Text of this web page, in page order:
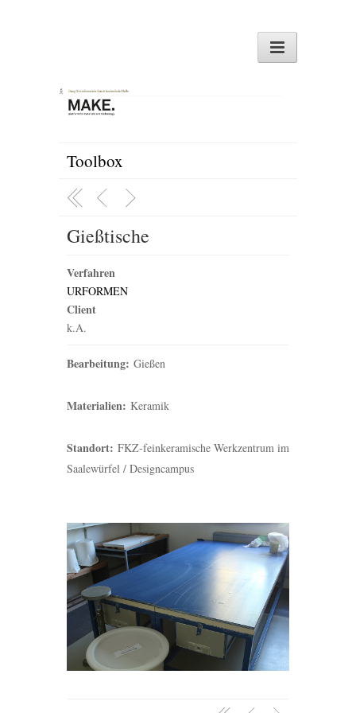
Toolbox
Gießtische
Verfahren
URFORMEN
Client
k.A.
Bearbeitung: Gießen
Materialien: Keramik
Standort: FKZ-feinkeramische Werkzentrum im
Saalewürfel / Designcampus